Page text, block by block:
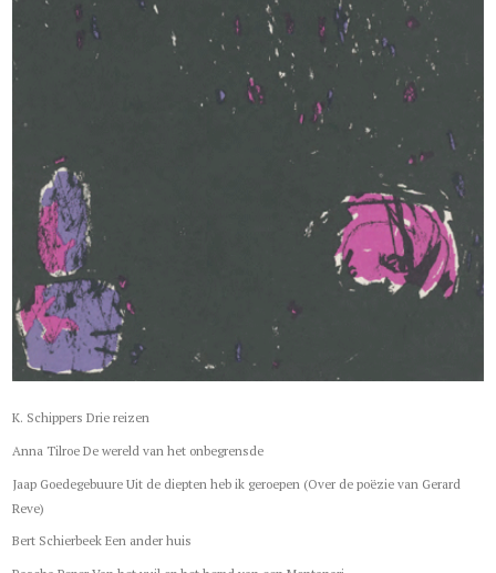
K. Schippers Drie reizen
Anna Tilroe De wereld van het onbegrensde
Jaap Goedegebuure Uit de diepten heb ik geroepen (Over de poëzie van Gerard
Reve)
Bert Schierbeek Een ander huis